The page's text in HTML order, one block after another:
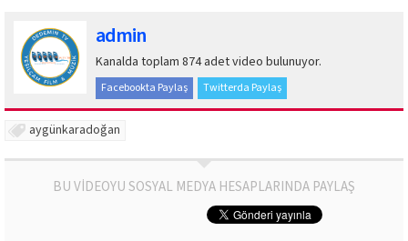
admin
Kanalda toplam 874 adet video bulunuyor.
Facebookta Paylaş Twitterda Paylaş
aygünkaradoğan
BU VİDEOYU SOSYAL MEDYA HESAPLARINDA PAYLAŞ